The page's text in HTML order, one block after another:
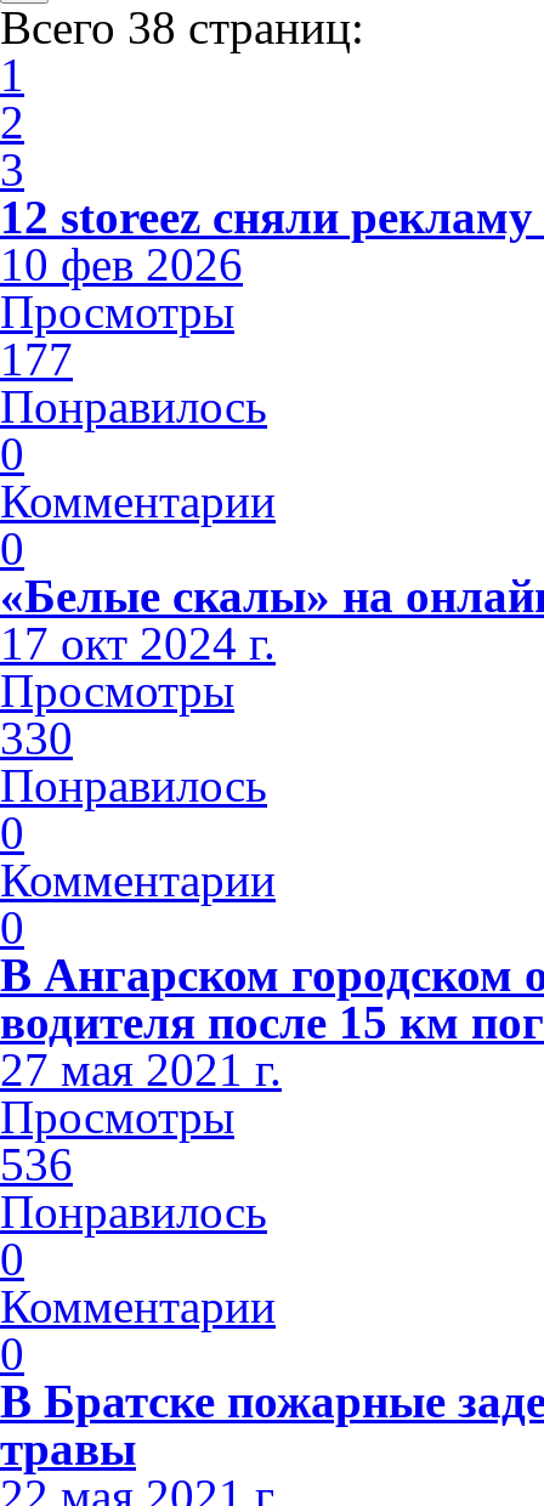
Всего 38 страниц:
1
2
3
12 storeez сняли
10 фев 2026
Просмотры
177
Понравилось
0
Комментарии
0
«Белые скалы» на
17 окт 2024 г.
Просмотры
330
Понравилось
0
Комментарии
0
В Ангарском городском
водителя после 15 км
27 мая 2021 г.
Просмотры
536
Понравилось
0
Комментарии
0
В Братске пожарные
травы